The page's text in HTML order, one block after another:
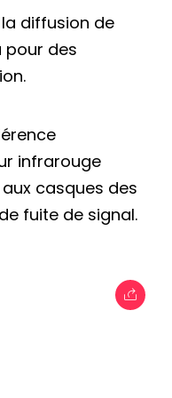
diffusion de
pour des
infrarouge
casques des
fuite de signal.